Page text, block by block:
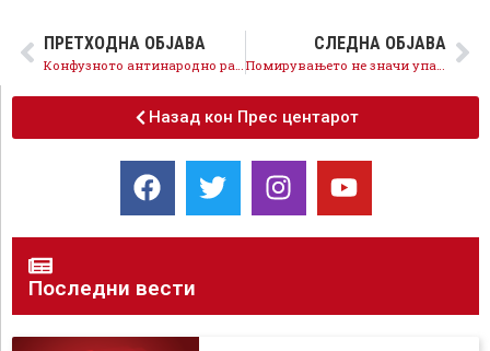
ПРЕТХОДНА ОБЈАВА СЛЕДНА ОБЈАВА
Назад кон Прес центарот
Последни вести